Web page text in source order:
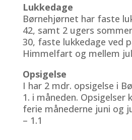
Lukkedage
Børnehjørnet har faste
42, samt 2 ugers
30, faste lukkedage ved
Himmelfart og mellem
Opsigelse
I har 2 mdr. opsigelse i
1. i måneden. Opsigelser
ferie månederne juni og
– 1.1